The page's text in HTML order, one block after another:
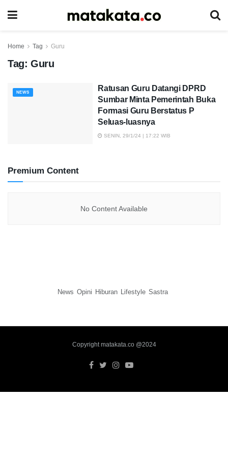
Home Tag Guru
Tag: Guru
NEWS
Ratusan Guru Datangi DPRD
Sumbar Minta Pemerintah Buka
Formasi Guru Berstatus P
Seluas-luasnya
SENIN, 29/1/24 | 17:22 WIB
Premium Content
No Content Available
News Opini Hiburan Lifestyle Sastra
Copyright matakata.co @2024